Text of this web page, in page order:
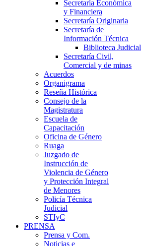
Secretaría Económica
y Financiera
Secretaría Originaria
Secretaría de
Información Técnica
Biblioteca Judicial
Secretaría Civil,
Comercial y de minas
Acuerdos
Organigrama
Reseña Histórica
Consejo de la
Magistratura
Escuela de
Capacitación
Oficina de Género
Ruaga
Juzgado de
Instrucción de
Violencia de Género
y Protección Integral
de Menores
Policía Técnica
Judicial
STIyC
PRENSA
Prensa y Com.
Noticias e